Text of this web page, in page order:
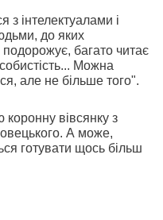
з інтелектуалами і
до яких
подорожує, багато читає
Можна
але не більше того".
вівсянку з
А може,
готувати щось більш